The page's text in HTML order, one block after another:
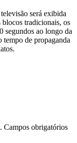
será exibida
blocos tradicionais, os
segundos ao longo da
tempo de propaganda
Campos obrigatórios